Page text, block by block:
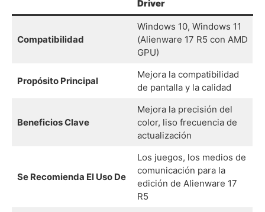
Driver
Compatibilidad
Windows 10, Windows 11
(Alienware 17 R5 con AMD
GPU)
Propósito Principal
Mejora la compatibilidad
de pantalla y la calidad
Beneficios Clave
Mejora la precisión del
color, liso frecuencia de
actualización
Se Recomienda El Uso De
Los juegos, los medios de
comunicación para la
edición de Alienware 17
R5